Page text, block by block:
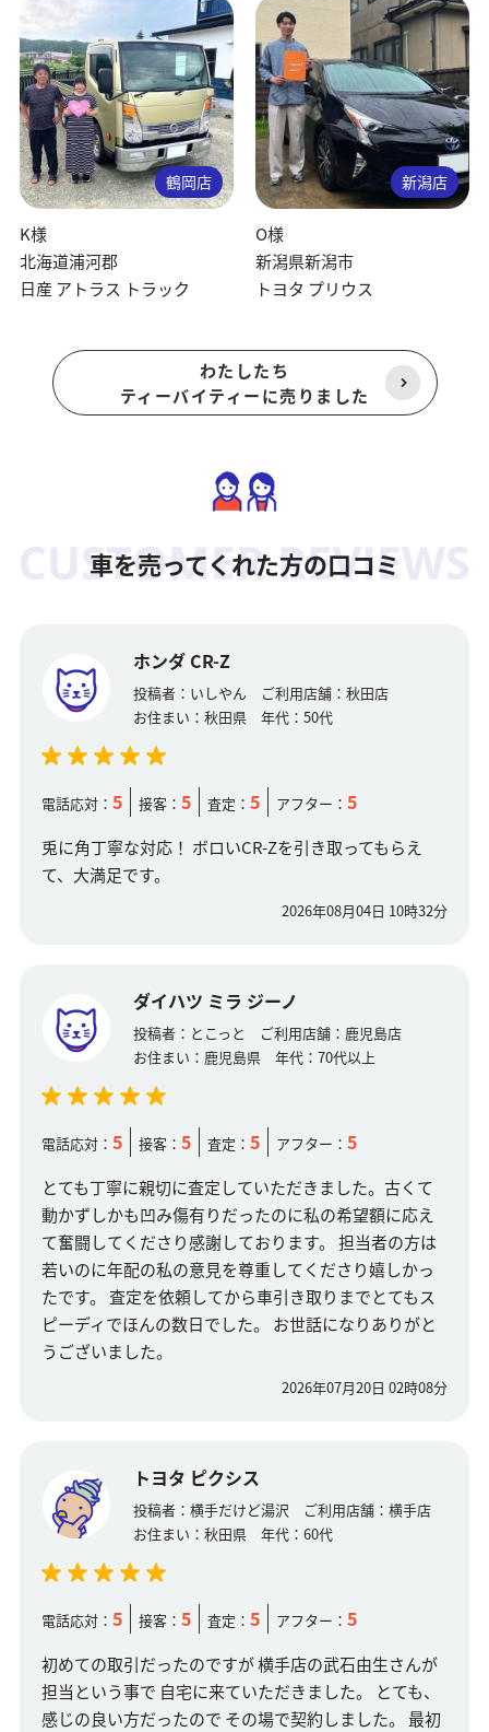
鶴岡店
K様
北海道浦河郡
日産 アトラス トラック
新潟店
O様
新潟県新潟市
トヨタ プリウス
わたしたち
ティーバイティーに売りました
車を売ってくれた方の口コミ
ホンダ CR-Z
投稿者： いしやん ご利用店舗： 秋田店
お住まい： 秋田県 年代： 50代
電話応対： 5 接客： 5 査定： 5 アフター： 5
兎に角丁寧な対応！ ボロいCR-Zを引き取ってもらえ
て、大満足です。
2026年08月04日 10時32分
ダイハツ ミラ ジーノ
投稿者： とこっと ご利用店舗： 鹿児島店
お住まい： 鹿児島県 年代： 70代以上
電話応対： 5 接客： 5 査定： 5 アフター： 5
とても丁寧に親切に査定していただきました。古くて
動かずしかも凹み傷有りだったのに私の希望額に応え
て奮闘してくださり感謝しております。 担当者の方は
若いのに年配の私の意見を尊重してくださり嬉しかっ
たです。 査定を依頼してから車引き取りまでとてもス
ピーディでほんの数日でした。 お世話になりありがと
うございました。
2026年07月20日 02時08分
トヨタ ピクシス
投稿者： 横手だけど湯沢 ご利用店舗： 横手店
お住まい： 秋田県 年代： 60代
電話応対： 5 接客： 5 査定： 5 アフター： 5
初めての取引だったのですが 横手店の武石由生さんが
担当という事で 自宅に来ていただきました。 とても、
感じの良い方だったので その場で契約しました。 最初